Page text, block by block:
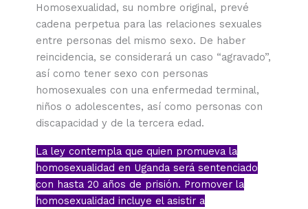
Homosexualidad, su nombre original, prevé
cadena perpetua para las relaciones sexuales
entre personas del mismo sexo. De haber
reincidencia, se considerará un caso “agravado”,
así como tener sexo con personas
homosexuales con una enfermedad terminal,
niños o adolescentes, así como personas con
discapacidad y de la tercera edad.
La ley contempla que quien promueva la
homosexualidad en Uganda será sentenciado
con hasta 20 años de prisión. Promover la
homosexualidad incluye el asistir a